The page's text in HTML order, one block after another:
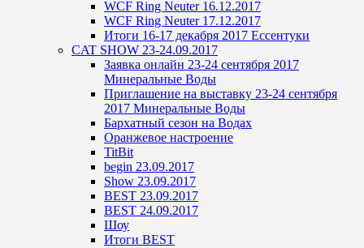
WCF Ring Neuter 16.12.2017
WCF Ring Neuter 17.12.2017
Итоги 16-17 декабря 2017 Ессентуки
CAT SHOW 23-24.09.2017
Заявка онлайн 23-24 сентября 2017
Минеральные Воды
Приглашение на выставку 23-24 сентября
2017 Минеральные Воды
Бархатный сезон на Водах
Оранжевое настроение
TitBit
begin 23.09.2017
Show 23.09.2017
BEST 23.09.2017
BEST 24.09.2017
Шоу
Итоги BEST